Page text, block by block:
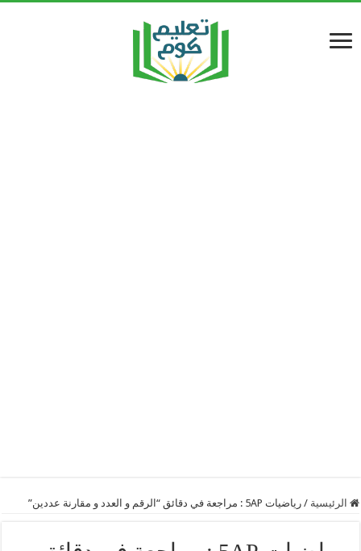
الرئيسية / رياضيات 5AP : مراجعة في دقائق “الرقم و العدد و مقارنة عددين”